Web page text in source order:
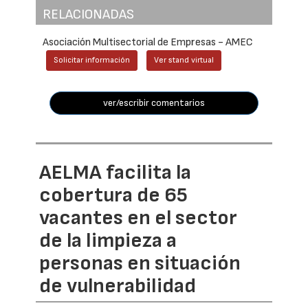
RELACIONADAS
Asociación Multisectorial de Empresas - AMEC
Solicitar información Ver stand virtual
ver/escribir comentarios
AELMA facilita la
cobertura de 65
vacantes en el sector
de la limpieza a
personas en situación
de vulnerabilidad